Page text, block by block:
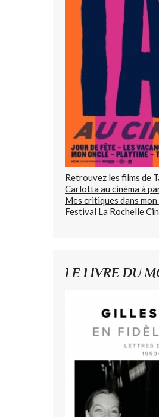
Retrouvez les films de
Carlotta au cinéma à
Mes critiques dans
Festival La Rochelle
LE LIVRE DU